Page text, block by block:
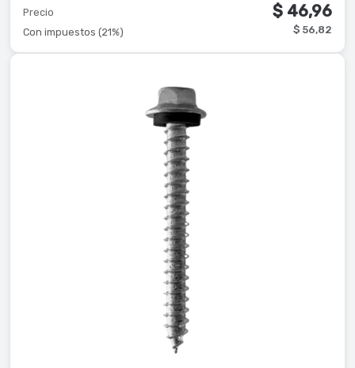
Precio $ 46,96
Con impuestos (21%) $ 56,82